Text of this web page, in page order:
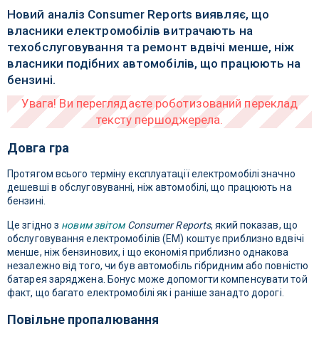
Новий аналіз Consumer Reports виявляє, що
власники електромобілів витрачають на
техобслуговування та ремонт вдвічі менше, ніж
власники подібних автомобілів, що працюють на
бензині.
Довга гра
Протягом всього терміну експлуатації електромобілі значно
дешевші в обслуговуванні, ніж автомобілі, що працюють на
бензині.
Це згідно з новим звітом Consumer Reports, який показав, що
обслуговування електромобілів (ЕМ) коштує приблизно вдвічі
менше, ніж бензинових, і що економія приблизно однакова
незалежно від того, чи був автомобіль гібридним або повністю
батарея заряджена. Бонус може допомогти компенсувати той
факт, що багато електромобілі як і раніше занадто дорогі.
Повільне пропалювання